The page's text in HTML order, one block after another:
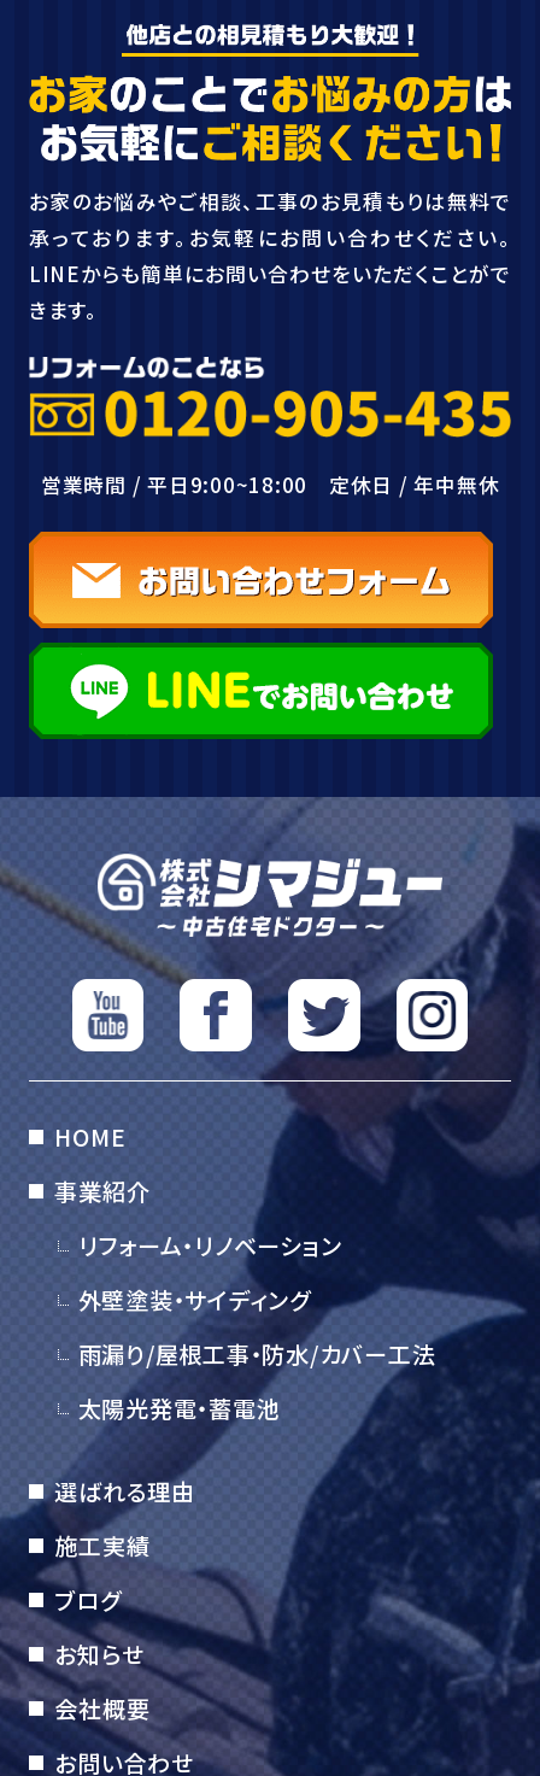
お家のお悩みやご相談、工事のお見積もりは無料で
承っております。お気軽にお問い合わせください。
LINEからも簡単にお問い合わせをいただくことがで
きます。
営業時間 / 平日9:00~18:00 定休日 / 年中無休
HOME
事業紹介
リフォーム・リノベーション
外壁塗装・サイディング
雨漏り/屋根工事・防水/カバー工法
太陽光発電・蓄電池
選ばれる理由
施工実績
ブログ
お知らせ
会社概要
お問い合わせ